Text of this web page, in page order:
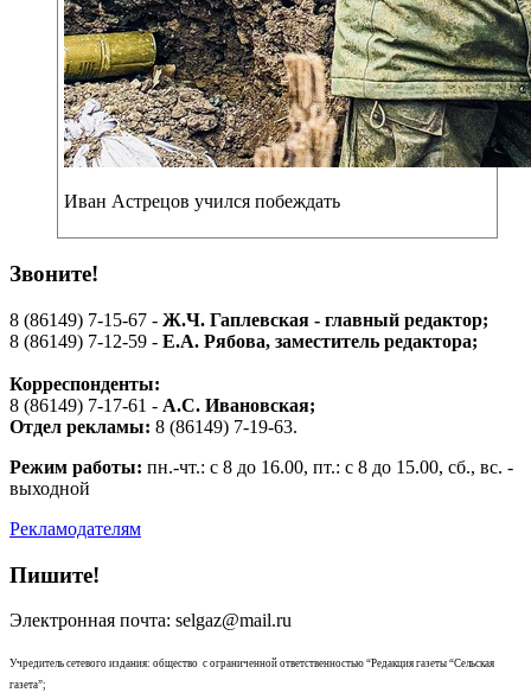
Иван Астрецов учился побеждать
Звоните!
8 (86149) 7-15-67 - Ж.Ч. Гаплевская - главный редактор;
8 (86149) 7-12-59 - Е.А. Рябова, заместитель редактора;
Корреспонденты:
8 (86149) 7-17-61 - А.С. Ивановская;
Отдел рекламы: 8 (86149) 7-19-63.
Режим работы: пн.-чт.: с 8 до 16.00, пт.: с 8 до 15.00, сб., вс. -
выходной
Рекламодателям
Пишите!
Электронная почта: selgaz@mail.ru
Учредитель сетевого издания: общество с ограниченной ответственностью “Редакция газеты “Сельская
газета”;